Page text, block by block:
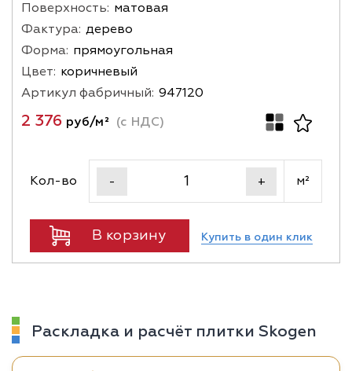
Поверхность: матовая
Фактура: дерево
Форма: прямоугольная
Цвет: коричневый
Артикул фабричный: 947120
2 376 руб/м² (с НДС)
Кол-во - + м²
В корзину Купить в один клик
Раскладка и расчёт плитки Skogen